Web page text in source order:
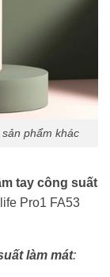
phẩm khác
tay công suất
Pro1 FA53
làm mát: